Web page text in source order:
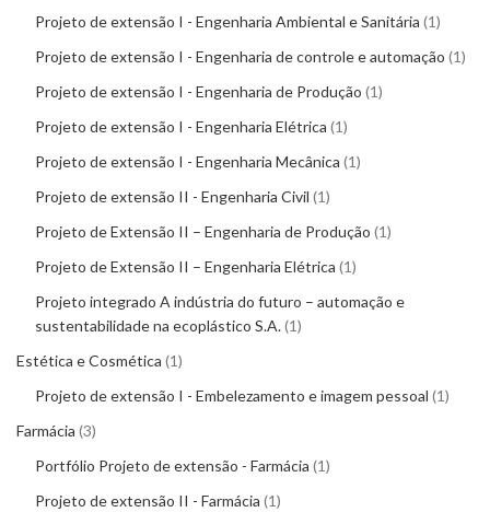
Projeto de extensão I - Engenharia Ambiental e Sanitária 1
Projeto de extensão I - Engenharia de controle e automação 1
Projeto de extensão I - Engenharia de Produção 1
Projeto de extensão I - Engenharia Elétrica 1
Projeto de extensão I - Engenharia Mecânica 1
Projeto de extensão II - Engenharia Civil 1
Projeto de Extensão II – Engenharia de Produção 1
Projeto de Extensão II – Engenharia Elétrica 1
Projeto integrado A indústria do futuro – automação e
sustentabilidade na ecoplástico S.A. 1
Estética e Cosmética 1
Projeto de extensão I - Embelezamento e imagem pessoal 1
Farmácia 3
Portfólio Projeto de extensão - Farmácia 1
Projeto de extensão II - Farmácia 1